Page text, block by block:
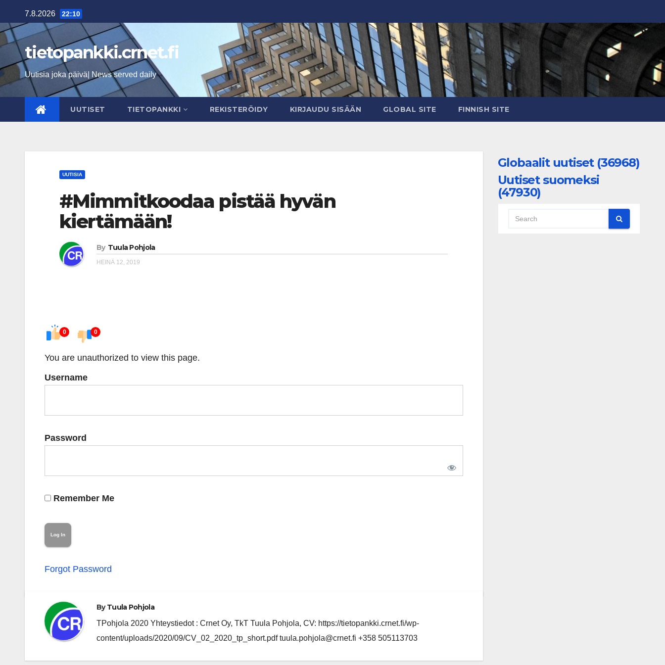
to
content
7.8.2026 22:10
tietopankki.crnet.fi
Uutisia joka päivä| News served daily
UUTISET TIETOPANKKI REKISTERÖIDY KIRJAUDU SISÄÄN GLOBAL SITE FINNISH SITE
UUTISIA
#Mimmitkoodaa pistää hyvän
kiertämään!
By Tuula Pohjola
HEINÄ 12, 2019
0 0
You are unauthorized to view this page.
Username
Password
Remember Me
Forgot Password
ByTuula Pohjola
TPohjola 2020 Yhteystiedot : Crnet Oy, TkT Tuula Pohjola, CV: https://tietopankki.crnet.fi/wp-
content/uploads/2020/09/CV_02_2020_tp_short.pdf tuula.pohjola@crnet.fi +358 505113703
Globaalit uutiset (36968)
Uutiset suomeksi
(47930)